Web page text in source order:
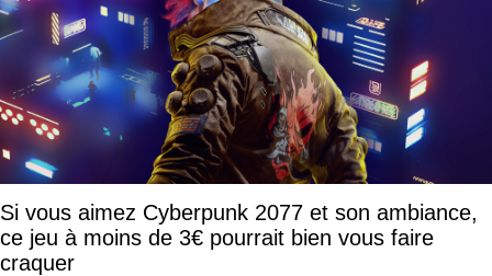
Si vous aimez Cyberpunk 2077 et son ambiance,
ce jeu à moins de 3€ pourrait bien vous faire
craquer